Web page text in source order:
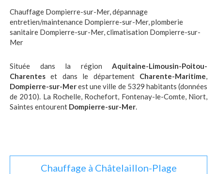
Chauffage Dompierre-sur-Mer,dépannage
entretien/maintenance Dompierre-sur-Mer,plomberie
sanitaire Dompierre-sur-Mer,climatisation Dompierre-sur-
Mer
Située dans la région Aquitaine-Limousin-Poitou-
Charentes et dans le département Charente-Maritime,
Dompierre-sur-Merest une ville de 5329 habitants (données
de 2010). La Rochelle, Rochefort, Fontenay-le-Comte, Niort,
Saintes entourent Dompierre-sur-Mer.
Chauffage à Châtelaillon-Plage